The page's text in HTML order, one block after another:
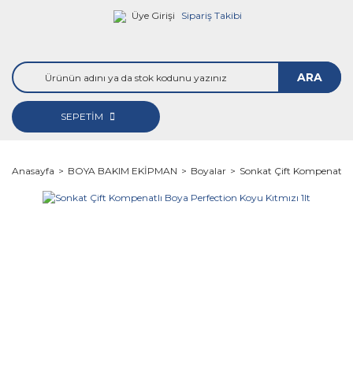
Üye Girişi Sipariş Takibi
ARA
SEPETİM
Anasayfa BOYA BAKIM EKİPMAN Boyalar Sonkat Çift Kompenatlı